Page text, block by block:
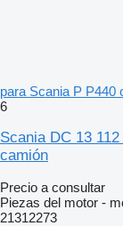
para Scania P P440
6
Scania DC 13
camión
Precio a consultar
Piezas del motor -
21312273